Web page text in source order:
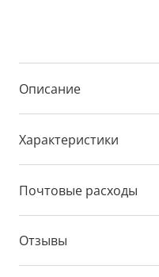
Описание
Характеристики
Почтовые расходы
Отзывы